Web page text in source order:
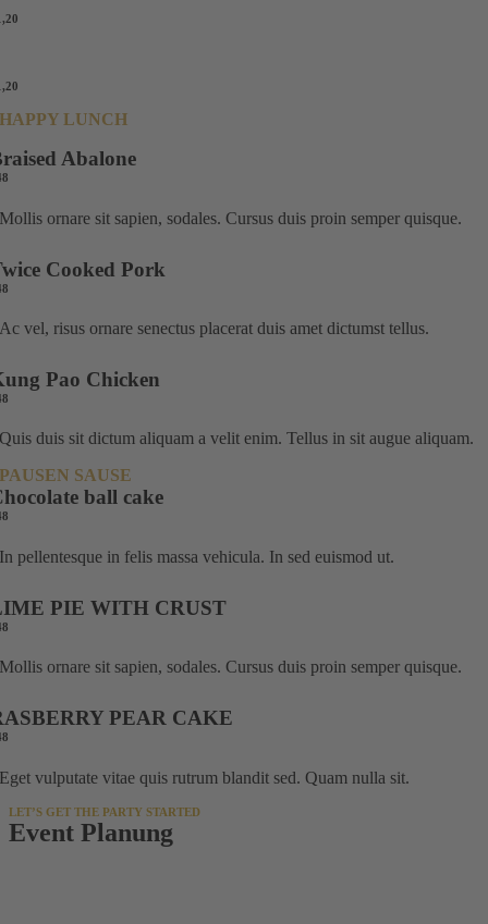
HAPPY LUNCH
Abalone
Mollis ornare sit sapien, sodales. Cursus duis proin semper quisque.
Cooked Pork
Ac vel, risus ornare senectus placerat duis amet dictumst tellus.
Pao Chicken
Quis duis sit dictum aliquam a velit enim. Tellus in sit augue aliquam.
PAUSEN SAUSE
ball cake
In pellentesque in felis massa vehicula. In sed euismod ut.
PIE WITH CRUST
Mollis ornare sit sapien, sodales. Cursus duis proin semper quisque.
PEAR CAKE
Eget vulputate vitae quis rutrum blandit sed. Quam nulla sit.
LET’S GET THE PARTY STARTED
Event Planung